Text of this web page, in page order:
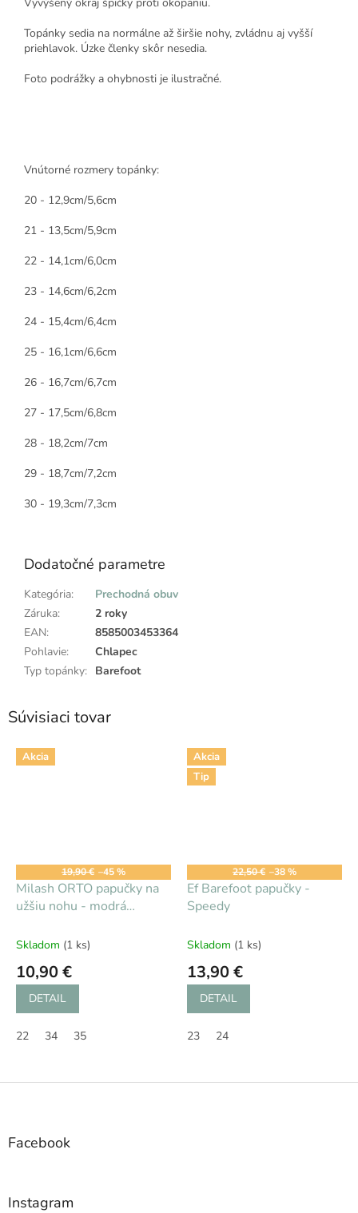
Topánky sedia na normálne až širšie nohy, zvládnu aj vyšší
priehlavok. Úzke členky skôr nesedia.
Foto podrážky a ohybnosti je ilustračné.
Vnútorné rozmery topánky:
20 - 12,9cm/5,6cm
21 - 13,5cm/5,9cm
22 - 14,1cm/6,0cm
23 - 14,6cm/6,2cm
24 - 15,4cm/6,4cm
25 - 16,1cm/6,6cm
26 - 16,7cm/6,7cm
27 - 17,5cm/6,8cm
28 - 18,2cm/7cm
29 - 18,7cm/7,2cm
30 - 19,3cm/7,3cm
Dodatočné parametre
Kategória:
Prechodná obuv
Záruka:
2 roky
EAN:
8585003453364
Pohlavie:
Chlapec
Typ topánky: Barefoot
Súvisiaci tovar
Akcia
19,90 € –45 %
Milash ORTO papučky na
užšiu nohu - modrá
Skladom (1 ks)
10,90 €
DETAIL
22 34 35
Akcia
Tip
22,50 € –38 %
Ef Barefoot papučky -
Speedy
Skladom (1 ks)
13,90 €
DETAIL
23 24
Z
Facebook
Instagram